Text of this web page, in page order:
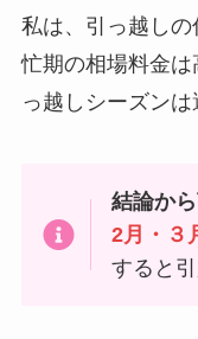
私は、引っ越し
忙期の相場料金は
っ越しシーズンは
結論か
2月・３
すると